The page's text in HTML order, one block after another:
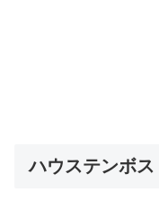
ハウステンボ